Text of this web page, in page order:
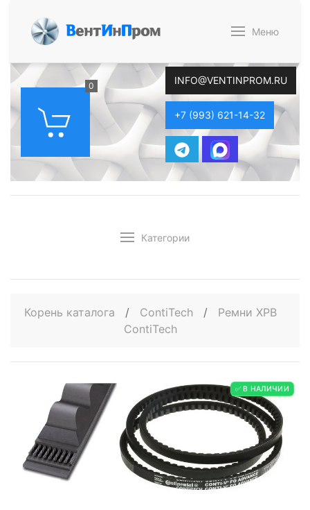
ВентИнПром Меню
0 INFO@VENTINPROM.RU
+7 (993) 621-14-32
Категории
Корень каталога / ContiTech /
Ремни XPB
ContiTech
✅ В НАЛИЧИИ